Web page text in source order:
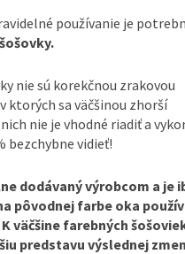
používanie je
nie sú korekčnou zrakovou
ktorých sa väčšinou zhorší
nie je vhodné riadiť a
bezchybne vidieť!
dodávaný výrobcom a je
pôvodnej farbe oka
väčšine farebných
predstavu výslednej